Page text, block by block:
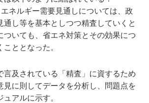
ネルギー需要見通しについては、政
通し等を基本としつつ精査していくと
ついても、省エネ対策とその効果につ
ととなった。
言及されている「精査」に資するため
見に則してデータを分析し、問題点を
アルに示す。